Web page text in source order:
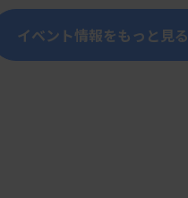
イベント情報をもっと見る